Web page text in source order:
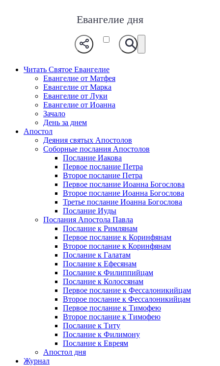
Евангелие дня
Читать Святое Евангелие
Евангелие от Матфея
Евангелие от Марка
Евангелие от Луки
Евангелие от Иоанна
Зачало
День за днем
Апостол
Деяния святых Апостолов
Соборные послания Апостолов
Послание Иакова
Первое послание Петра
Второе послание Петра
Первое послание Иоанна Богослова
Второе послание Иоанна Богослова
Третье послание Иоанна Богослова
Послание Иуды
Послания Апостола Павла
Послание к Римлянам
Первое послание к Коринфянам
Второе послание к Коринфянам
Послание к Галатам
Послание к Ефесянам
Послание к Филиппийцам
Послание к Колоссянам
Первое послание к Фессалоникийцам
Второе послание к Фессалоникийцам
Первое послание к Тимофею
Второе послание к Тимофею
Послание к Титу
Послание к Филимону
Послание к Евреям
Апостол дня
Журнал